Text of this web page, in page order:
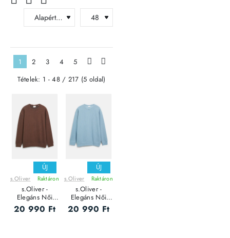
1 2 3 4 5 >
>|
Tételek: 1 - 48 / 217 (5 oldal)
ÚJ
s.Oliver Raktáron
s.Oliver -
Elegáns Női
pulóver
20 990 Ft
ÚJ
s.Oliver Raktáron
s.Oliver -
Elegáns Női
pulóver
20 990 Ft